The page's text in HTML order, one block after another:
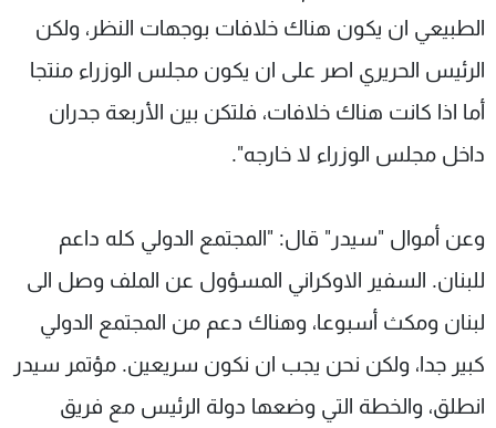
الطبيعي ان يكون هناك خلافات بوجهات النظر، ولكن
الرئيس الحريري اصر على ان يكون مجلس الوزراء منتجا
أما اذا كانت هناك خلافات، فلتكن بين الأربعة جدران
داخل مجلس الوزراء لا خارجه".
وعن أموال "سيدر" قال: "المجتمع الدولي كله داعم
للبنان. السفير الاوكراني المسؤول عن الملف وصل الى
لبنان ومكث أسبوعا، وهناك دعم من المجتمع الدولي
كبير جدا، ولكن نحن يجب ان نكون سريعين. مؤتمر سيدر
انطلق، والخطة التي وضعها دولة الرئيس مع فريق